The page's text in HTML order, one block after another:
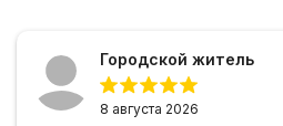
Городской житель
8 августа 2026